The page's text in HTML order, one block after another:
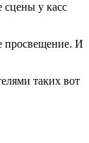
сцены у касс
просвещение. И
таких вот